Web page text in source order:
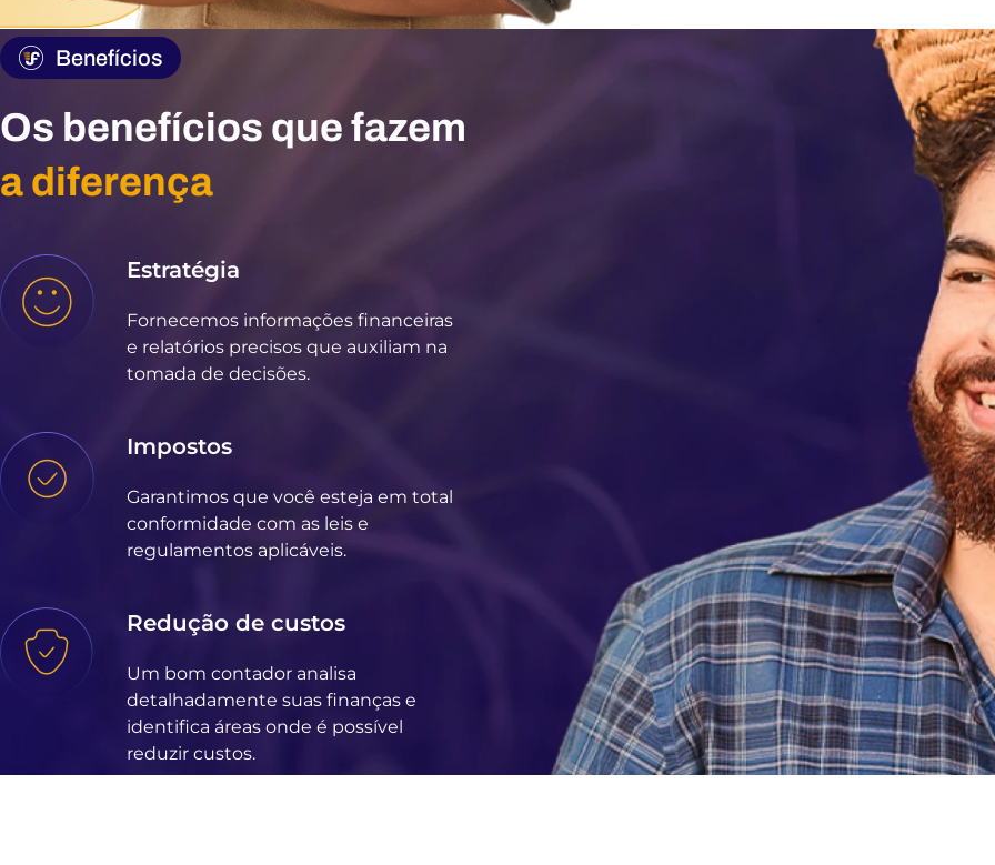
Benefícios
Os benefícios que fazem
a diferença
Estratégia
Fornecemos informações financeiras
e relatórios precisos que auxiliam na
tomada de decisões.
Impostos
Garantimos que você esteja em total
conformidade com as leis e
regulamentos aplicáveis.
Redução de custos
Um bom contador analisa
detalhadamente suas finanças e
identifica áreas onde é possível
reduzir custos.